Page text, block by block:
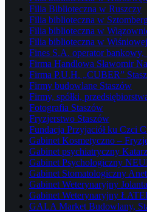
Filia Biblioteczna w Ruszczy
Filia biblioteczna w
Filia biblioteczna w
Filia biblioteczna w Wiśniowej
Fines S.A. operator bankowy,
Firma Handlowa Sławomir
Firma P.U.H. „CUBER”
Firmy budowlane Staszów
Firmy, spółki,
Fotografia Staszów
Fryzjerstwo Staszów
Fundacja Przyjaciół ku Czci
Gabinet Kosmetyczno –
Gabinet psychiatryczny
Gabinet Psychologiczny
Gabinet Stomatologiczny
Gabinet Weterynaryjny
Gabinet Weterynaryjny
GALA Market Budowlany,